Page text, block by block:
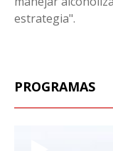
estrategia".
PROGRAMAS